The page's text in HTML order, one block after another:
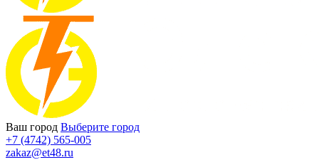
Ваш город Выберите город
+7 (4742) 565-005
zakaz@et48.ru